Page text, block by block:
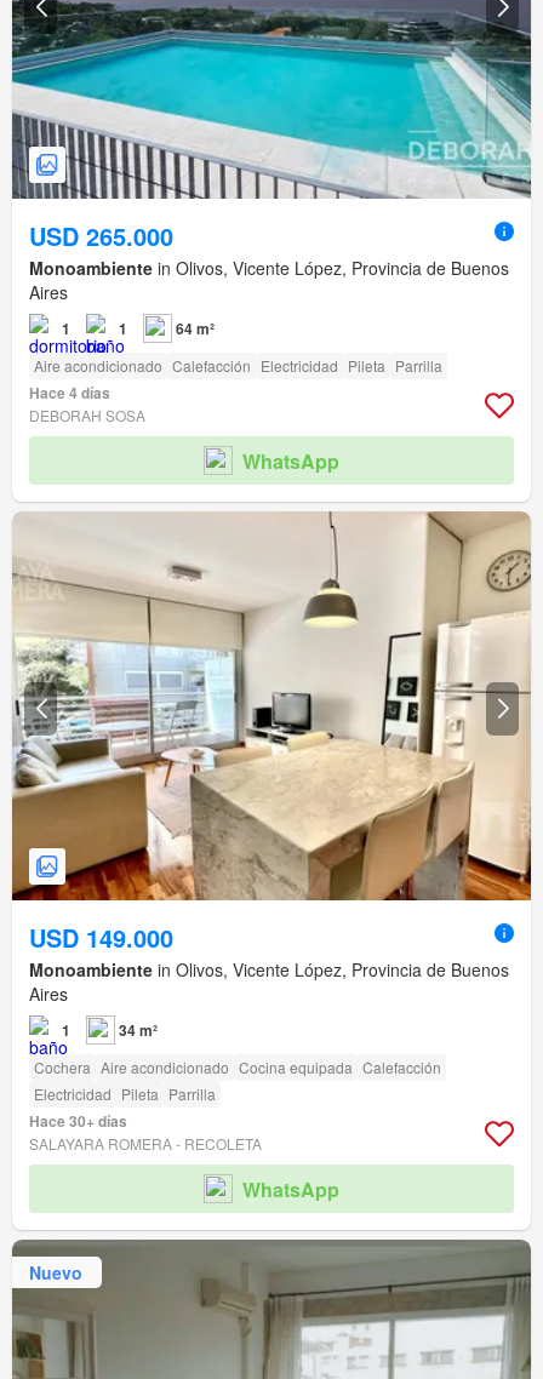
USD 265.000
Monoambiente in Olivos, Vicente López, Provincia de Buenos
Aires
1 1 64 m²
Aire acondicionado Calefacción Electricidad Pileta Parrilla
Hace 4 días
DEBORAH SOSA
WhatsApp
USD 149.000
Monoambiente in Olivos, Vicente López, Provincia de Buenos
Aires
1 34 m²
Cochera Aire acondicionado Cocina equipada Calefacción
Electricidad Pileta Parrilla
Hace 30+ días
SALAYARA ROMERA - RECOLETA
WhatsApp
Nuevo